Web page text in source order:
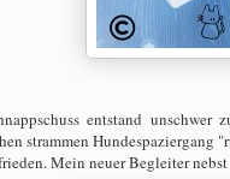
entstand
strammen Hundespaziergang
Mein neuer Begleiter